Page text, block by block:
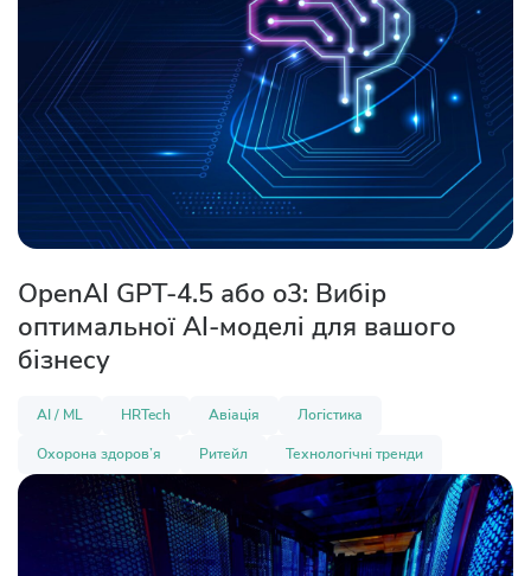
OpenAI GPT-4.5 або o3: Вибір
оптимальної AI-моделі для вашого
бізнесу
AI / ML HRTech Авіація Логістика
Охорона здоров’я Ритейл Технологічні тренди